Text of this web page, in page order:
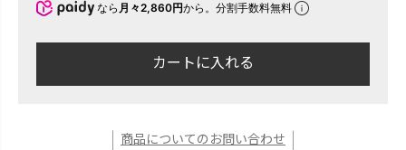
なら 月々2,860円から。分割手数料無料
カートに入れる
商品についてのお問い合わせ